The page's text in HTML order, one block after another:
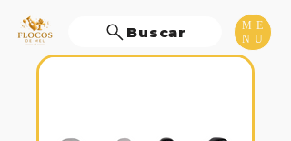
ME
NU
Buscar